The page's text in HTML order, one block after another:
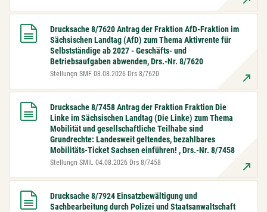
Drucksache 8/7620 Antrag der Fraktion AfD-Fraktion im
Sächsischen Landtag (AfD) zum Thema Aktivrente für
Selbstständige ab 2027 - Geschäfts- und
Betriebsaufgaben abwenden, Drs.-Nr. 8/7620
Stellungn SMF 03.08.2026 Drs 8/7620
Drucksache 8/7458 Antrag der Fraktion Fraktion Die
Linke im Sächsischen Landtag (Die Linke) zum Thema
Mobilität und gesellschaftliche Teilhabe sind
Grundrechte: Landesweit geltendes, bezahlbares
Mobilitäts-Ticket Sachsen einführen! , Drs.-Nr. 8/7458
Stellungn SMIL 04.08.2026 Drs 8/7458
Drucksache 8/7924 Einsatzbewältigung und
Sachbearbeitung durch Polizei und Staatsanwaltschaft